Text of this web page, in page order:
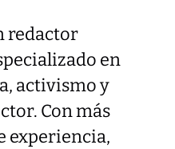
redactor
en
activismo y
Con más
experiencia,